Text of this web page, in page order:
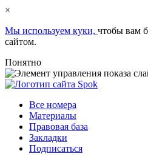
×
Мы используем куки, чтобы вам
сайтом.
Понятно
Все номера
Материалы
Правовая база
Закладки
Подписаться